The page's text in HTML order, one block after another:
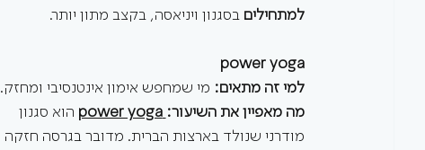
למתחילים בסגנון ויניאסה, בקצב מתון יותר.
power yoga
למי זה מתאים: מי שמחפש אימון אינטנסיבי ומחזק.
מה מאפיין את השיעור: power yoga
הוא סגנון
מודרני שנולד בארצות הברית. מדובר בגרסה חזקה